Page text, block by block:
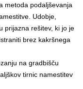
metoda podaljševanja
Udobje,
prijazna rešitev, ki jo je
brez kakršnega
na gradbišču
tirnic namestitev